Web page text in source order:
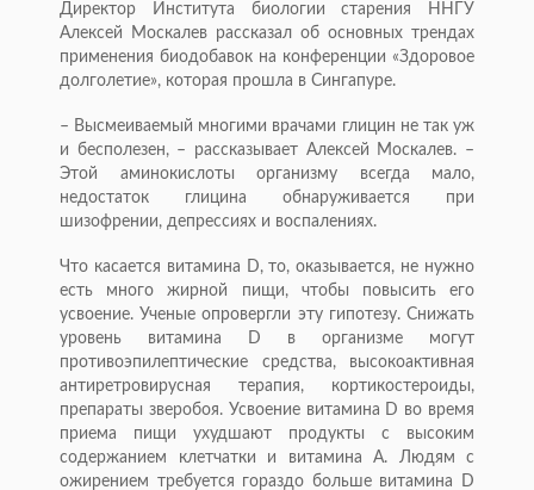
Директор Института биологии старения ННГУ
Алексей Москалев рассказал об основных трендах
применения биодобавок на конференции «Здоровое
долголетие», которая прошла в Сингапуре.
– Высмеиваемый многими врачами глицин не так уж
и бесполезен, – рассказывает Алексей Москалев. –
Этой аминокислоты организму всегда мало,
недостаток глицина обнаруживается при
шизофрении, депрессиях и воспале­ниях.
Что касается витамина D, то, оказывается, не нужно
есть много жирной пищи, чтобы повысить его
усвоение. Ученые опровергли эту гипотезу. Снижать
уровень витамина D в организме могут
противоэпилептические средства, высокоактивная
антиретровирусная терапия, кортикостероиды,
препараты зверобоя. Усвоение витамина D во время
приема пищи ухудшают продукты с высоким
содержанием клетчатки и витамина A. Людям с
ожирением требуется гораздо больше витамина D